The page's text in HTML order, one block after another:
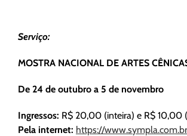
Serviço:
MOSTRA NACIONAL DE ARTES
De 24 de outubro a 5 de novembro
Ingressos: R$ 20,00 (inteira) e R$ 10,00
Pela internet: https://